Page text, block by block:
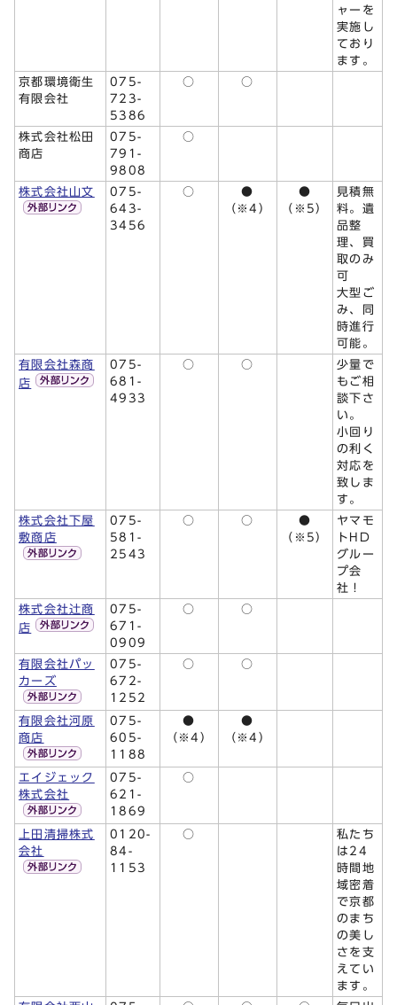
ャーを
実施し
ており
ます。
京都環境衛生
有限会社
075-
723-
5386
○ ○
株式会社松田
商店
075-
791-
9808
○
株式会社山文
075-
643-
3456
○
●
（※4）
●
（※5）
見積無
料。遺
品整
理、買
取のみ
可
大型ご
み、同
時進行
可能。
有限会社森商
店
075-
681-
4933
○ ○
少量で
もご相
談下さ
い。
小回り
の利く
対応を
致しま
す。
株式会社下屋
敷商店
075-
581-
2543
○ ○
●
（※5）
ヤマモ
トHD
グルー
プ会
社！
株式会社辻󠄀商
店
075-
671-
0909
○ ○
有限会社パッ
カーズ
075-
672-
1252
○ ○
有限会社河原
商店
075-
605-
1188
●
（※4）
●
（※4）
エイジェック
株式会社
075-
621-
1869
○
上田清掃株式
会社
0120-
84-
1153
○
私たち
は24
時間地
域密着
で京都
のまち
の美し
さを支
えてい
ます。